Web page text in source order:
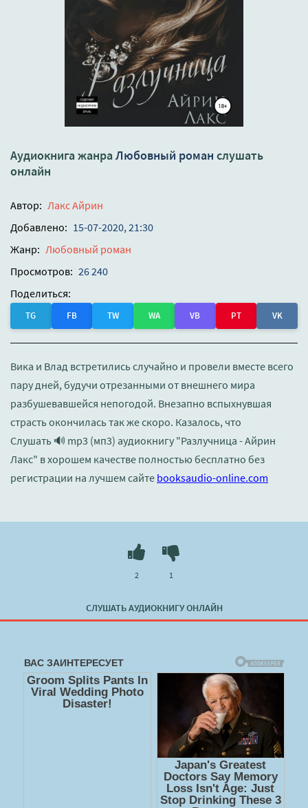
Аудиокнига жанра Любовный роман слушать
онлайн
Автор: Лакс Айрин
Добавлено: 15-07-2020, 21:30
Жанр: Любовный роман
Просмотров: 26 240
Поделиться:
TG FB TW WA VB PT VK
Вика и Влад встретились случайно и провели вместе всего
пару дней, будучи отрезанными от внешнего мира
разбушевавшейся непогодой. Внезапно вспыхнувшая
страсть окончилась так же скоро. Казалось, что
Слушать 🔊 mp3 (мп3) аудиокнигу "Разлучница - Айрин
Лакс" в хорошем качестве полностью бесплатно без
регистрации на лучшем сайте booksaudio-online.com
СЛУШАТЬ АУДИОКНИГУ ОНЛАЙН
2 1